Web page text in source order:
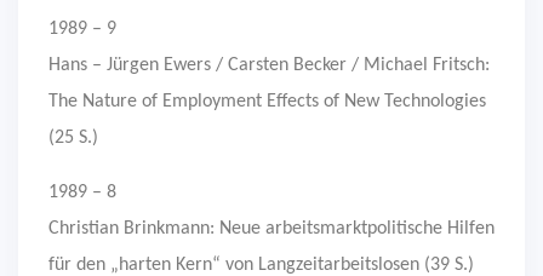
1989 – 9
Hans – Jürgen Ewers / Carsten Becker / Michael Fritsch:
The Nature of Employment Effects of New Technologies
(25 S.)
1989 – 8
Christian Brinkmann: Neue arbeitsmarktpolitische Hilfen
für den „harten Kern“ von Langzeitarbeitslosen (39 S.)